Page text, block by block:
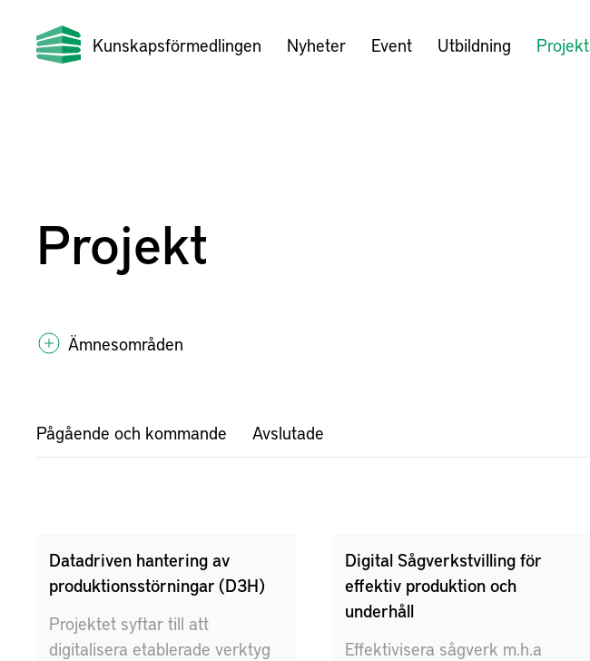
Kunskapsförmedlingen Nyheter Event Utbildning Projekt
Projekt
Ämnesområden
Pågående och kommande Avslutade
Datadriven hantering av
produktionsstörningar (D3H)
Projektet syftar till att
digitalisera etablerade verktyg
Digital Sågverkstvilling för
effektiv produktion och
underhåll
Effektivisera sågverk m.h.a